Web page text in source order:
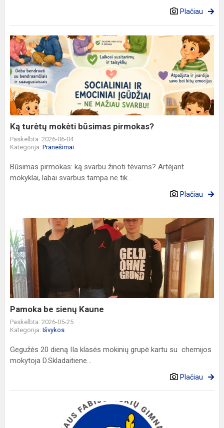
Plačiau
Ką
turėtų
mokėti
būsimas
pirmokas?
Ką turėtų mokėti būsimas pirmokas?
Paskelbta: 2026-06-04
Kategorija: Pranešimai
Būsimas pirmokas: ką svarbu žinoti tėvams? Artėjant
mokyklai, labai svarbus tampa ne tik...
Plačiau
Pamoka
be
sienų
Kaune
Pamoka be sienų Kaune
Paskelbta: 2026-05-25
Kategorija: Išvykos
Gegužės 20 dieną IIa klasės mokinių grupė kartu su chemijos
mokytoja D.Skladaitiene...
Plačiau